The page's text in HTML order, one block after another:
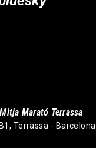
Marató Terrassa
Terrassa - Barcelona